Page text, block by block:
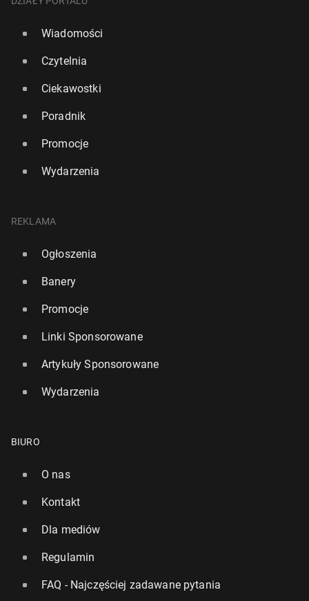
Wiadomości
Czytelnia
Ciekawostki
Poradnik
Promocje
Wydarzenia
REKLAMA
Ogłoszenia
Banery
Promocje
Linki Sponsorowane
Artykuły Sponsorowane
Wydarzenia
BIURO
O nas
Kontakt
Dla mediów
Regulamin
FAQ - Najczęściej zadawane pytania